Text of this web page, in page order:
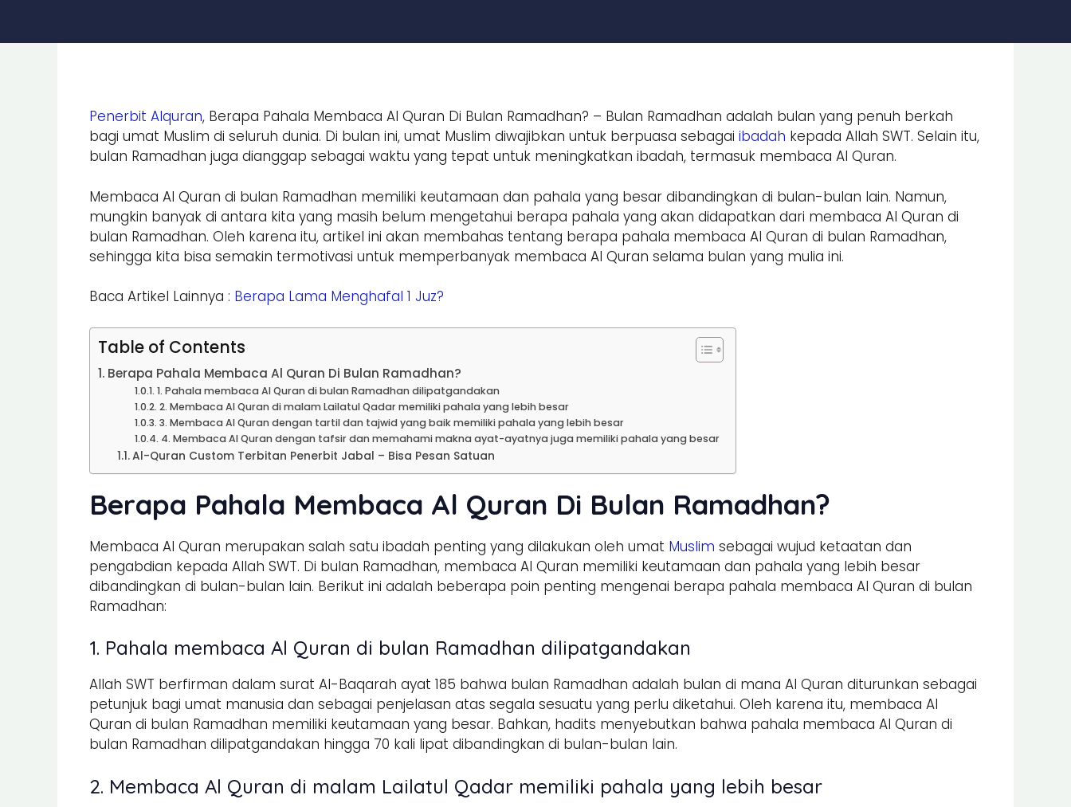
Penerbit Alquran, Berapa Pahala Membaca Al Quran Di Bulan Ramadhan? – Bulan Ramadhan adalah bulan yang penuh berkah
bagi umat Muslim di seluruh dunia. Di bulan ini, umat Muslim diwajibkan untuk berpuasa sebagai ibadah kepada Allah SWT. Selain itu,
bulan Ramadhan juga dianggap sebagai waktu yang tepat untuk meningkatkan ibadah, termasuk membaca Al Quran.
Membaca Al Quran di bulan Ramadhan memiliki keutamaan dan pahala yang besar dibandingkan di bulan-bulan lain. Namun,
mungkin banyak di antara kita yang masih belum mengetahui berapa pahala yang akan didapatkan dari membaca Al Quran di
bulan Ramadhan. Oleh karena itu, artikel ini akan membahas tentang berapa pahala membaca Al Quran di bulan Ramadhan,
sehingga kita bisa semakin termotivasi untuk memperbanyak membaca Al Quran selama bulan yang mulia ini.
Baca Artikel Lainnya : Berapa Lama Menghafal 1 Juz?
Table of Contents
Berapa Pahala Membaca Al Quran Di Bulan Ramadhan?
1. Pahala membaca Al Quran di bulan Ramadhan dilipatgandakan
2. Membaca Al Quran di malam Lailatul Qadar memiliki pahala yang lebih besar
3. Membaca Al Quran dengan tartil dan tajwid yang baik memiliki pahala yang lebih besar
4. Membaca Al Quran dengan tafsir dan memahami makna ayat-ayatnya juga memiliki pahala yang besar
Al-Quran Custom Terbitan Penerbit Jabal – Bisa Pesan Satuan
Berapa Pahala Membaca Al Quran Di Bulan Ramadhan?
Membaca Al Quran merupakan salah satu ibadah penting yang dilakukan oleh umat Muslim sebagai wujud ketaatan dan
pengabdian kepada Allah SWT. Di bulan Ramadhan, membaca Al Quran memiliki keutamaan dan pahala yang lebih besar
dibandingkan di bulan-bulan lain. Berikut ini adalah beberapa poin penting mengenai berapa pahala membaca Al Quran di bulan
Ramadhan:
1. Pahala membaca Al Quran di bulan Ramadhan dilipatgandakan
Allah SWT berfirman dalam surat Al-Baqarah ayat 185 bahwa bulan Ramadhan adalah bulan di mana Al Quran diturunkan sebagai
petunjuk bagi umat manusia dan sebagai penjelasan atas segala sesuatu yang perlu diketahui. Oleh karena itu, membaca Al
Quran di bulan Ramadhan memiliki keutamaan yang besar. Bahkan, hadits menyebutkan bahwa pahala membaca Al Quran di
bulan Ramadhan dilipatgandakan hingga 70 kali lipat dibandingkan di bulan-bulan lain.
2. Membaca Al Quran di malam Lailatul Qadar memiliki pahala yang lebih besar